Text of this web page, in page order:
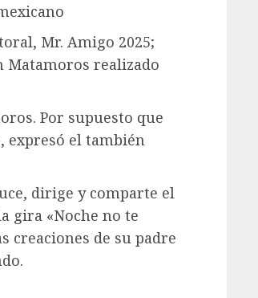
Mr. Amigo 2025;
Matamoros realizado
Por supuesto que
expresó el también
dirige y comparte el
gira «Noche no te
creaciones de su padre